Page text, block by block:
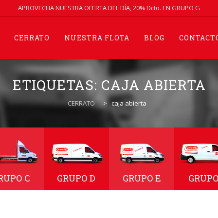
APROVECHA NUESTRA OFERTA DEL DÍA, 20% Dcto. EN GRUPO G
CERRATO NUESTRA FLOTA BLOG
ETIQUETAS: CAJA ABIERTA
CERRATO > caja abierta